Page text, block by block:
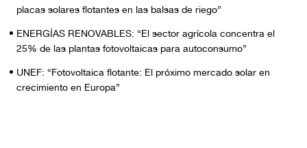
placas solares flotantes en las balsas de riego”
ENERGÍAS RENOVABLES: “El sector agrícola concentra el
25% de las plantas fotovoltaicas para autoconsumo”
UNEF: “Fotovoltaica flotante: El próximo mercado solar en
crecimiento en Europa”